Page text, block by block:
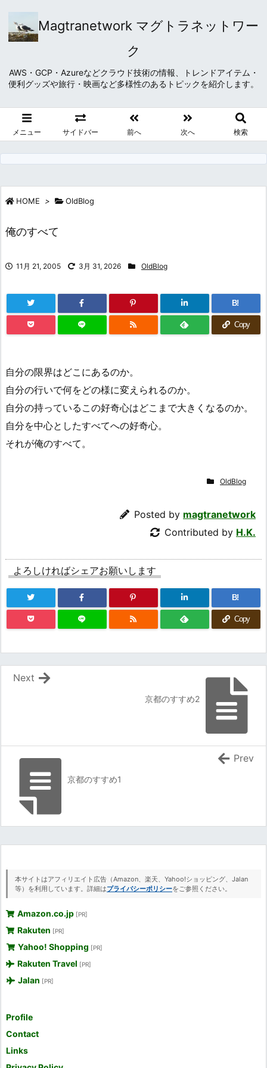
Magtranetwork マグトラネットワー
ク
AWS・GCP・Azureなどクラウド技術の情報、トレンドアイテム・
便利グッズや旅行・映画など多様性のあるトピックを紹介します。
メニュー サイドバー 前へ 次へ 検索
HOME > OldBlog
俺のすべて
11月 21, 2005 3月 31, 2026 OldBlog
B!
Copy
自分の限界はどこにあるのか。
自分の行いで何をどの様に変えられるのか。
自分の持っているこの好奇心はどこまで大きくなるのか。
自分を中心としたすべてへの好奇心。
それが俺のすべて。
OldBlog
Posted by magtranetwork
Contributed by H.K.
よろしければシェアお願いします
B!
Copy
京都のすすめ2
Next
京都のすすめ1
Prev
本サイトはアフィリエイト広告（Amazon、楽天、Yahoo!ショッピング、Jalan
等）を利用しています。詳細はプライバシーポリシーをご参照ください。
Amazon.co.jp [PR]
Rakuten [PR]
Yahoo! Shopping [PR]
Rakuten Travel [PR]
Jalan [PR]
Profile
Contact
Links